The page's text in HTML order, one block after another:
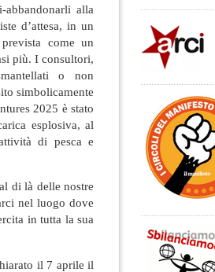
alla
d’attesa, in un
come un
più. I consultori,
o non
simbolicamente
2025 è stato
esplosiva, al
di pesca e
di là delle nostre
nel luogo dove
in tutta la sua
il 7 aprile il